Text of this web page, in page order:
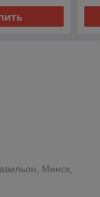
Минск,